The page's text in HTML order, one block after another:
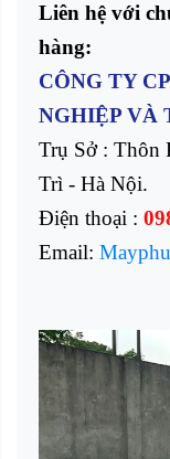
Liên hệ với
hàng:
CÔNG TY
NGHIỆP VÀ
Trụ Sở : Thôn
Trì - Hà Nội.
Điện thoại :
Email: